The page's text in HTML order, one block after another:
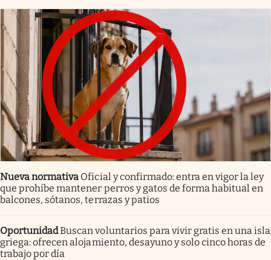
Nueva normativa Oficial y confirmado: entra en vigor la ley
que prohíbe mantener perros y gatos de forma habitual en
balcones, sótanos, terrazas y patios
OportunidadBuscan voluntarios para vivir gratis en una isla
griega: ofrecen alojamiento, desayuno y solo cinco horas de
trabajo por día